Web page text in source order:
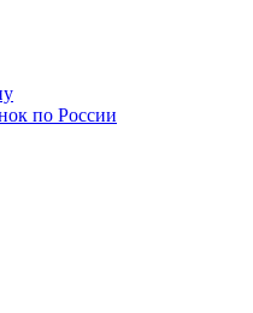
по России